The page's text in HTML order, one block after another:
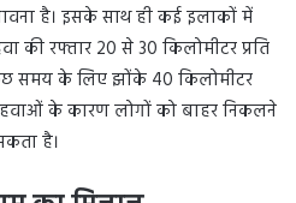
है। इसके साथ ही कई इलाकों में
रफ्तार 20 से 30 किलोमीटर प्रति
समय के लिए झोंके 40 किलोमीटर
के कारण लोगों को बाहर निकलने
है।